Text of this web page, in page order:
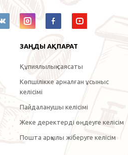
ЗАҢДЫ АҚПАРАТ
Құпиялылық саясаты
Көпшілікке арналған ұсыныс
келісімі
Пайдаланушы келісімі
Жеке деректерді өңдеуге келісім
Пошта арқылы жіберуге келісім